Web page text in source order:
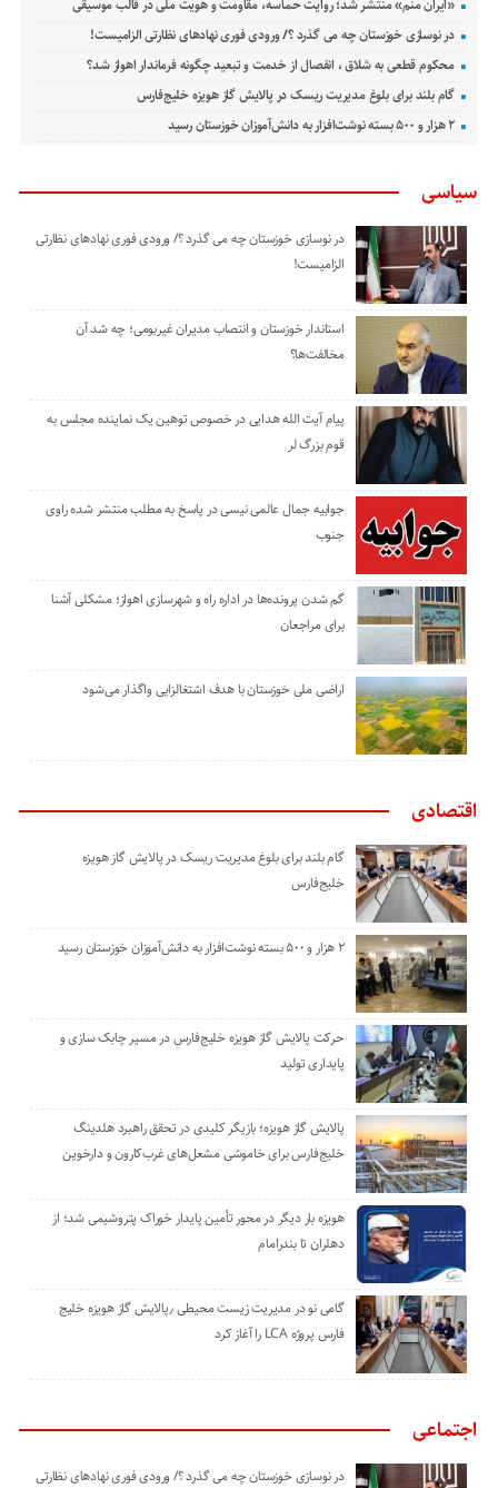
«ایران منم» منتشر شد؛ روایت حماسه، مقاومت و هویت ملی در قالب موسیقی
در نوسازی خوزستان چه می گذرد ؟/ ورودی فوری نهادهای نظارتی الزامیست!
محکوم قطعی به شلاق ، انفصال از خدمت و تبعید چگونه فرماندار اهواز شد؟
گام بلند برای بلوغ مدیریت ریسک در پالایش گاز هویزه خلیج‌فارس
۲ هزار و ۵۰۰ بسته نوشت‌افزار به دانش‌آموزان خوزستان رسید
سیاسی
در نوسازی خوزستان چه می گذرد ؟/ ورودی فوری نهادهای نظارتی
الزامیست!
استاندار خوزستان و انتصاب مدیران غیربومی؛ چه شد آن
مخالفت‌ها؟
پیام آیت الله هدایی در خصوص توهین یک نماینده مجلس به
قوم بزرگ لر
جوابیه جمال عالمی نیسی در پاسخ به مطلب منتشر شده راوی
جنوب
گم شدن پرونده‌ها در اداره راه و شهرسازی اهواز؛ مشکلی آشنا
برای مراجعان
اراضی ملی خوزستان با هدف اشتغالزایی واگذار می‌شود
اقتصادی
گام بلند برای بلوغ مدیریت ریسک در پالایش گاز هویزه
خلیج‌فارس
۲ هزار و ۵۰۰ بسته نوشت‌افزار به دانش‌آموزان خوزستان رسید
حرکت پالایش گاز هویزه خلیج‌فارس در مسیر چابک سازی و
پایداری تولید
پالایش گاز هویزه؛ بازیگر کلیدی در تحقق راهبرد هلدینگ
خلیج‌فارس برای خاموشی مشعل‌های غرب‌کارون و دارخوین
هویزه بار دیگر در محور تأمین پایدار خوراک پتروشیمی شد؛ از
دهلران تا بندرامام
گامی نو در مدیریت زیست ‌محیطی ٫پالایش گاز هویزه خلیج
‌فارس پروژه LCA را آغاز کرد
اجتماعی
در نوسازی خوزستان چه می گذرد ؟/ ورودی فوری نهادهای نظارتی